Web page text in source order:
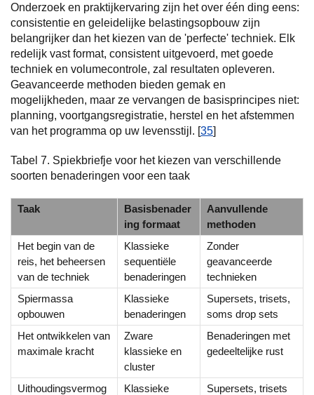
Onderzoek en praktijkervaring zijn het over één ding eens:
consistentie en geleidelijke belastingsopbouw zijn
belangrijker dan het kiezen van de 'perfecte' techniek. Elk
redelijk vast format, consistent uitgevoerd, met goede
techniek en volumecontrole, zal resultaten opleveren.
Geavanceerde methoden bieden gemak en
mogelijkheden, maar ze vervangen de basisprincipes niet:
planning, voortgangsregistratie, herstel en het afstemmen
van het programma op uw levensstijl. [35]
Tabel 7. Spiekbriefje voor het kiezen van verschillende
soorten benaderingen voor een taak
Taak
Basisbenader
ing formaat
Aanvullende
methoden
Het begin van de
reis, het beheersen
van de techniek
Klassieke
sequentiële
benaderingen
Zonder
geavanceerde
technieken
Spiermassa
opbouwen
Klassieke
benaderingen
Supersets, trisets,
soms drop sets
Het ontwikkelen van
maximale kracht
Zware
klassieke en
cluster
Benaderingen met
gedeeltelijke rust
Uithoudingsvermog
Klassieke
Supersets, trisets